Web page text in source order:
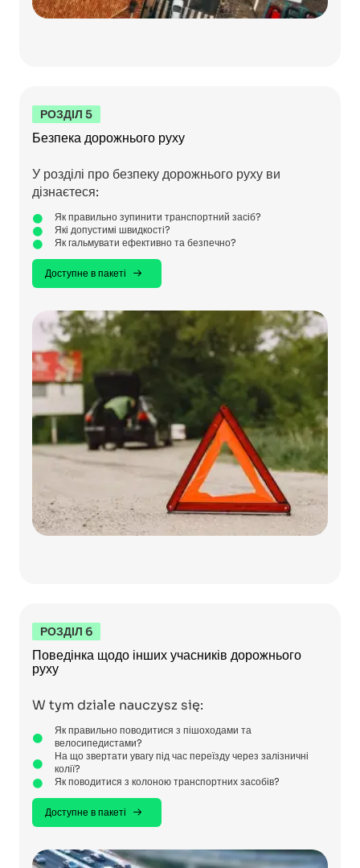
РОЗДІЛ 5
Безпека дорожнього руху
У розділі про безпеку дорожнього руху ви
дізнаєтеся:
Як правильно зупинити транспортний засіб?
Які допустимі швидкості?
Як гальмувати ефективно та безпечно?
Доступне в пакеті
РОЗДІЛ 6
Поведінка щодо інших учасників дорожнього
руху
W tym dziale nauczysz się:
Як правильно поводитися з пішоходами та
велосипедистами?
На що звертати увагу під час переїзду через залізничні
колії?
Як поводитися з колоною транспортних засобів?
Доступне в пакеті